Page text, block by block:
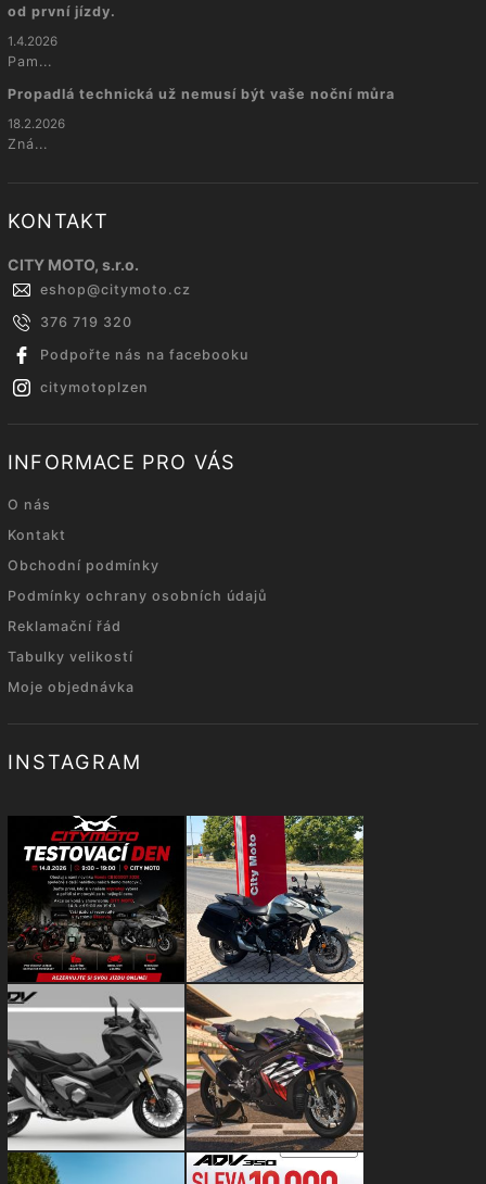
od první jízdy.
1.4.2026
Pam...
Propadlá technická už nemusí být vaše noční můra
18.2.2026
Zná...
KONTAKT
CITY MOTO, s.r.o.
eshop@citymoto.cz
376 719 320
Podpořte nás na facebooku
citymotoplzen
INFORMACE PRO VÁS
O nás
Kontakt
Obchodní podmínky
Podmínky ochrany osobních údajů
Reklamační řád
Tabulky velikostí
Moje objednávka
INSTAGRAM